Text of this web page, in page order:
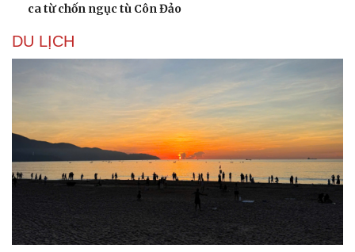
ca từ chốn ngục tù Côn Đảo
DU LỊCH